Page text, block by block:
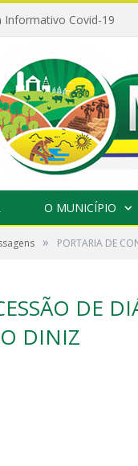
Informativo Covid-19
O MUNICÍPIO
» PORTARIA DE
DE
DINIZ